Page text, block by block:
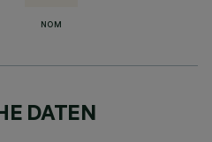
NOM
DATEN